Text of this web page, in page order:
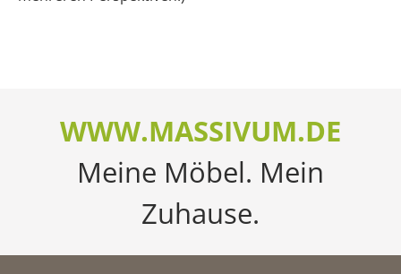
WWW.MASSIVUM.DE
Meine Möbel. Mein
Zuhause.